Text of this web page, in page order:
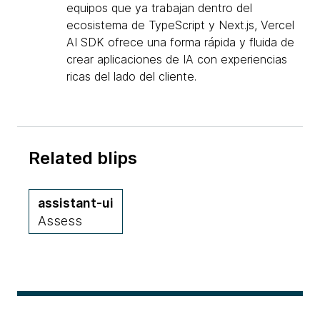
equipos que ya trabajan dentro del
ecosistema de TypeScript y Next.js, Vercel
AI SDK ofrece una forma rápida y fluida de
crear aplicaciones de IA con experiencias
ricas del lado del cliente.
Related blips
assistant-ui
Assess